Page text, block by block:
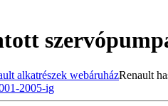
Renault
2005-ig